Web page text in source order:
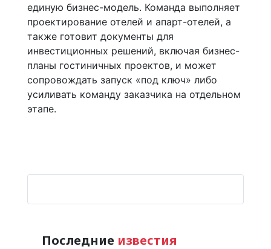
единую бизнес-модель. Команда выполняет
проектирование отелей и апарт-отелей, а
также готовит документы для
инвестиционных решений, включая бизнес-
планы гостиничных проектов, и может
сопровождать запуск «под ключ» либо
усиливать команду заказчика на отдельном
этапе.
Последние известия